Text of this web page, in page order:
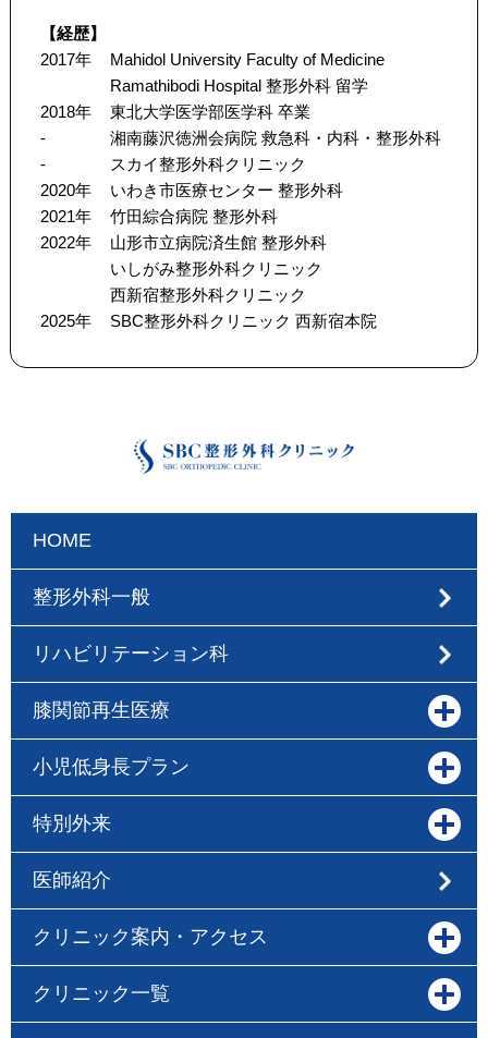
【経歴】
2017年
Mahidol University Faculty of Medicine
Ramathibodi Hospital 整形外科 留学
2018年
東北大学医学部医学科 卒業
-
湘南藤沢徳洲会病院 救急科・内科・整形外科
-
スカイ整形外科クリニック
2020年
いわき市医療センター 整形外科
2021年
竹田綜合病院 整形外科
2022年
山形市立病院済生館 整形外科
いしがみ整形外科クリニック
西新宿整形外科クリニック
2025年
SBC整形外科クリニック 西新宿本院
HOME
整形外科一般
リハビリテーション科
膝関節再生医療
小児低身長プラン
特別外来
医師紹介
クリニック案内・アクセス
クリニック一覧